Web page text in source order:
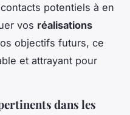
potentiels à en
vos réalisations
objectifs futurs, ce
et attrayant pour
dans les